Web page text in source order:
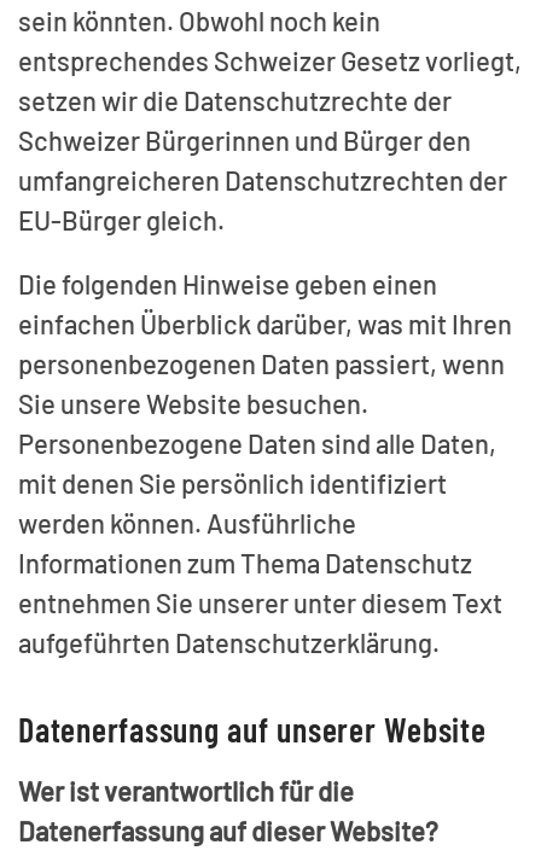
sein könnten. Obwohl noch kein
entsprechendes Schweizer Gesetz vorliegt,
setzen wir die Datenschutzrechte der
Schweizer Bürgerinnen und Bürger den
umfangreicheren Datenschutzrechten der
EU-Bürger gleich.
Die folgenden Hinweise geben einen
einfachen Überblick darüber, was mit Ihren
personenbezogenen Daten passiert, wenn
Sie unsere Website besuchen.
Personenbezogene Daten sind alle Daten,
mit denen Sie persönlich identifiziert
werden können. Ausführliche
Informationen zum Thema Datenschutz
entnehmen Sie unserer unter diesem Text
aufgeführten Datenschutzerklärung.
Datenerfassung auf unserer Website
Wer ist verantwortlich für die
Datenerfassung auf dieser Website?